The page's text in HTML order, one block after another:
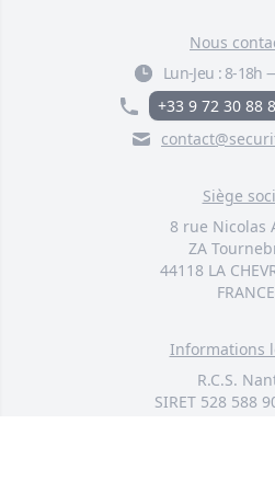
Nous
Lun-Jeu : 8-18h
+33 9 72 30 88
Siège
8 rue Nicolas
ZA
44118 LA
FRANCE
Informations
R.C.S.
SIRET 528 588